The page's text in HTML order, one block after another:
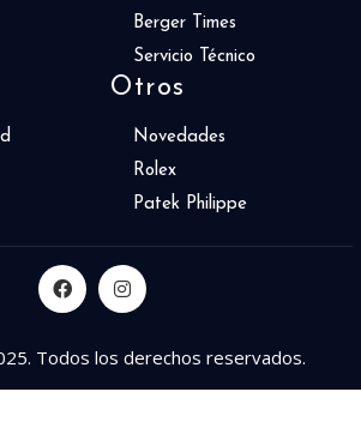
Berger Times
Servicio Técnico
Otros
Novedades
Rolex
Patek Philippe
Todos los derechos reservados.